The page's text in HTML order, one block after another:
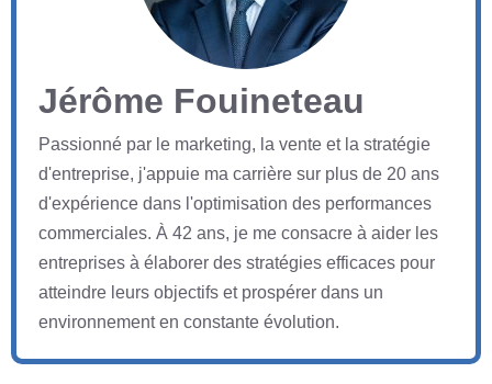
Jérôme Fouineteau
Passionné par le marketing, la vente et la stratégie
d'entreprise, j'appuie ma carrière sur plus de 20 ans
d'expérience dans l'optimisation des performances
commerciales. À 42 ans, je me consacre à aider les
entreprises à élaborer des stratégies efficaces pour
atteindre leurs objectifs et prospérer dans un
environnement en constante évolution.